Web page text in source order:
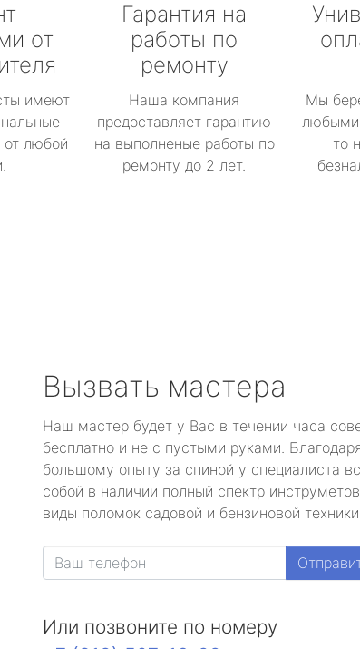
от
имеют
любой
Гарантия на
работы по
ремонту
Наша компания
предоставляет гарантию
на выполненые работы по
ремонту до 2 лет.
Мы
любыми
то
Вызвать мастера
Наш мастер будет у Вас в течении часа
бесплатно и не с пустыми руками.
большому опыту за спиной у специалиста
собой в наличии полный спектр
виды поломок садовой и бензиновой
Или позвоните по номеру